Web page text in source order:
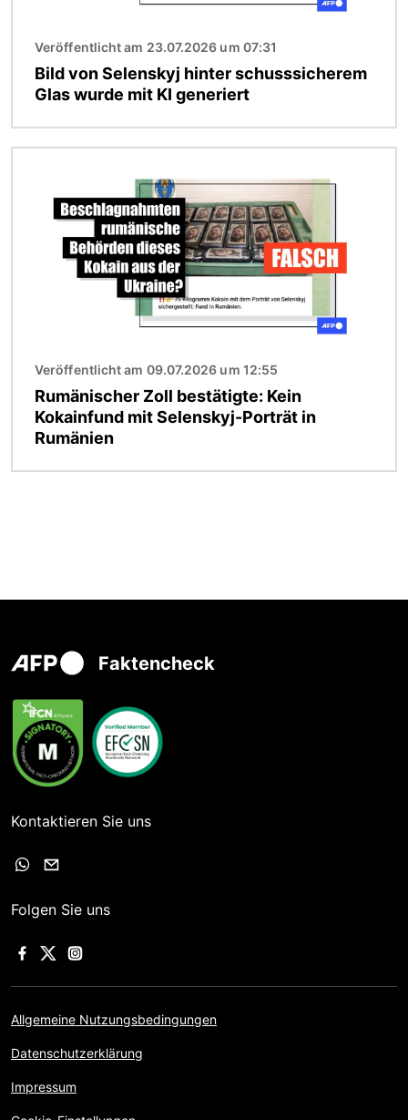
Veröffentlicht am 23.07.2026 um 07:31
Bild von Selenskyj hinter schusssicherem
Glas wurde mit KI generiert
Veröffentlicht am 09.07.2026 um 12:55
Rumänischer Zoll bestätigte: Kein
Kokainfund mit Selenskyj-Porträt in
Rumänien
Faktencheck
Kontaktieren Sie uns
Folgen Sie uns
Allgemeine Nutzungsbedingungen
Datenschutzerklärung
Impressum